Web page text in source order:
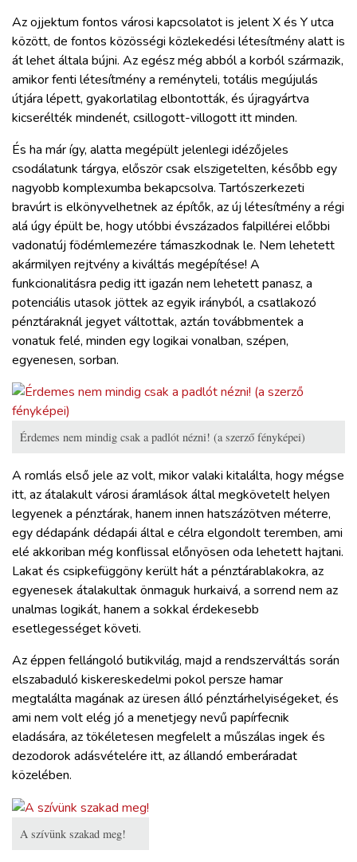
WEBSHOP
BELÉPÉS
REGISZTRÁCIÓ
Az ojjektum fontos városi kapcsolatot is jelent X és Y utca
között, de fontos közösségi közlekedési létesítmény alatt is
át lehet általa bújni. Az egész még abból a korból származik,
amikor fenti létesítmény a reményteli, totális megújulás
útjára lépett, gyakorlatilag elbontották, és újragyártva
kicserélték mindenét, csillogott-villogott itt minden.
És ha már így, alatta megépült jelenlegi idézőjeles
csodálatunk tárgya, először csak elszigetelten, később egy
nagyobb komplexumba bekapcsolva. Tartószerkezeti
bravúrt is elkönyvelhetnek az építők, az új létesítmény a régi
alá úgy épült be, hogy utóbbi évszázados falpillérei előbbi
vadonatúj födémlemezére támaszkodnak le. Nem lehetett
akármilyen rejtvény a kiváltás megépítése! A
funkcionalitásra pedig itt igazán nem lehetett panasz, a
potenciális utasok jöttek az egyik irányból, a csatlakozó
pénztáraknál jegyet váltottak, aztán továbbmentek a
vonatuk felé, minden egy logikai vonalban, szépen,
egyenesen, sorban.
Érdemes nem mindig csak a padlót nézni! (a szerző fényképei)
A romlás első jele az volt, mikor valaki kitalálta, hogy mégse
itt, az átalakult városi áramlások által megkövetelt helyen
legyenek a pénztárak, hanem innen hatszázötven méterre,
egy dédapánk dédapái által e célra elgondolt teremben, ami
elé akkoriban még konflissal előnyösen oda lehetett hajtani.
Lakat és csipkefüggöny került hát a pénztárablakokra, az
egyenesek átalakultak önmaguk hurkaivá, a sorrend nem az
unalmas logikát, hanem a sokkal érdekesebb
esetlegességet követi.
Az éppen fellángoló butikvilág, majd a rendszerváltás során
elszabaduló kiskereskedelmi pokol persze hamar
megtalálta magának az üresen álló pénztárhelyiségeket, és
ami nem volt elég jó a menetjegy nevű papírfecnik
eladására, az tökéletesen megfelelt a műszálas ingek és
dezodorok adásvételére itt, az állandó emberáradat
közelében.
A szívünk szakad meg!